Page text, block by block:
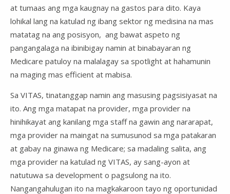
at tumaas ang mga kaugnay na gastos para dito. Kaya
lohikal lang na katulad ng ibang sektor ng medisina na mas
matatag na ang posisyon, ​​​​​​ ang bawat aspeto ng
pangangalaga na ibinibigay namin at binabayaran ng
Medicare patuloy na malalagay sa spotlight at hahamunin
na maging mas efficient at mabisa.
Sa VITAS, tinatanggap namin ang masusing pagsisiyasat na
ito. Ang mga matapat na provider, mga provider na
hinihikayat ang kanilang mga staff na gawin ang nararapat,
mga provider na maingat na sumusunod sa mga patakaran
at gabay na ginawa ng Medicare; sa madaling salita, ang
mga provider na katulad ng VITAS, ay sang-ayon at
natutuwa sa development o pagsulong na ito.
Nangangahulugan ito na magkakaroon tayo ng oportunidad